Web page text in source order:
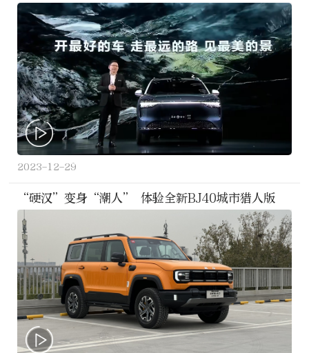
2023-12-29
“硬汉”变身“潮人” 体验全新BJ40城市猎人版